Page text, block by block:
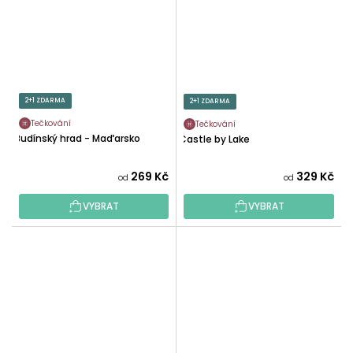
2+1 ZDARMA
Tečkování
Budínský hrad - Maďarsko
od 269 Kč
VYBRAT
2+1 ZDARMA
Tečkování
Castle by Lake
od 329 Kč
VYBRAT